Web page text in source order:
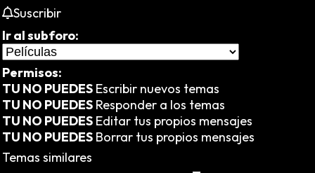
Suscribir
Ir al subforo:
Permisos:
TU NO PUEDES Escribir nuevos temas
TU NO PUEDES Responder a los temas
TU NO PUEDES Editar tus propios mensajes
TU NO PUEDES Borrar tus propios mensajes
Temas similares